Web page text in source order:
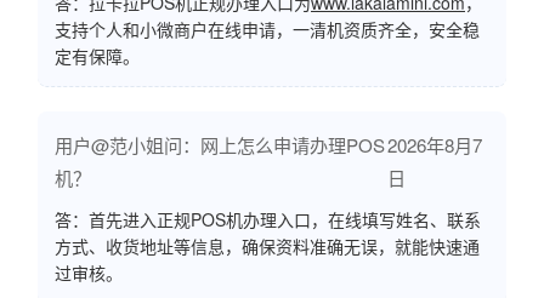
支持个人和小微商户在线申请，一清机资质齐全，安全稳
定有保障。
用户@范小姐问：网上怎么申请办理POS
机？
2026年8月7
日
答：首先进入正规POS机办理入口，在线填写姓名、联系
方式、收货地址等信息，确保资料准确无误，就能快速通
过审核。